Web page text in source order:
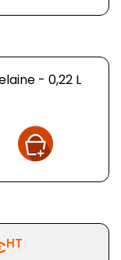
- 0,22 L
HT